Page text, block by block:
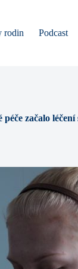
rodin Podcast
začalo léčení